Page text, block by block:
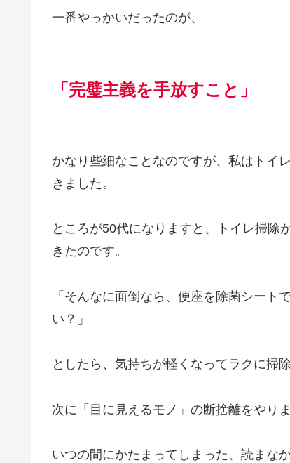
一番やっかいだったのが、
「完璧主義を手放すこと」
かなり些細なことなのですが、私はトイ
きました。
ところが50代になりますと、トイレ掃除
きたのです。
「そんなに面倒なら、便座を除菌シー
い？」
としたら、気持ちが軽くなってラクに掃
次に「目に見えるモノ」の断捨離をやりま
いつの間にかたまってしまった、読まな